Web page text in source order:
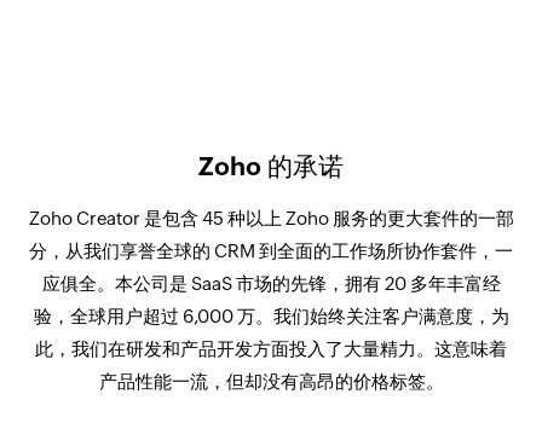
Zoho 的承诺
Zoho Creator 是包含 45 种以上 Zoho 服务的更大套件的一部
分，从我们享誉全球的 CRM 到全面的工作场所协作套件，一
应俱全。本公司是 SaaS 市场的先锋，拥有 20 多年丰富经
验，全球用户超过 6,000 万。我们始终关注客户满意度，为
此，我们在研发和产品开发方面投入了大量精力。这意味着
产品性能一流，但却没有高昂的价格标签。